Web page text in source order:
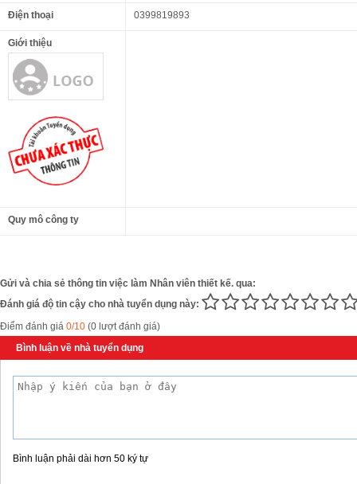
Điện thoại 0399819893
Giới thiệu
Quy mô công ty
Gửi và chia sẻ thông tin việc làm Nhân viên thiết kế. qua:
Đánh giá độ tin cậy cho nhà tuyển dụng này:
Điểm đánh giá 0/10 (0 lượt đánh giá)
Bình luận về nhà tuyển dụng
Bình luận phải dài hơn 50 ký tự